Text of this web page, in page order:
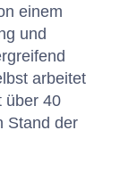
einem
und
arbeitet
über 40
Stand der